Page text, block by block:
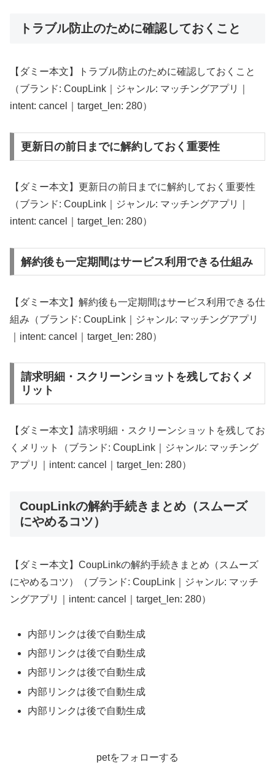
トラブル防止のために確認しておくこと
【ダミー本文】トラブル防止のために確認しておくこと
（ブランド: CoupLink｜ジャンル: マッチングアプリ｜
intent: cancel｜target_len: 280）
更新日の前日までに解約しておく重要性
【ダミー本文】更新日の前日までに解約しておく重要性
（ブランド: CoupLink｜ジャンル: マッチングアプリ｜
intent: cancel｜target_len: 280）
解約後も一定期間はサービス利用できる仕組み
【ダミー本文】解約後も一定期間はサービス利用できる仕
組み（ブランド: CoupLink｜ジャンル: マッチングアプリ
｜intent: cancel｜target_len: 280）
請求明細・スクリーンショットを残しておくメ
リット
【ダミー本文】請求明細・スクリーンショットを残してお
くメリット（ブランド: CoupLink｜ジャンル: マッチング
アプリ｜intent: cancel｜target_len: 280）
CoupLinkの解約手続きまとめ（スムーズ
にやめるコツ）
【ダミー本文】CoupLinkの解約手続きまとめ（スムーズ
にやめるコツ）（ブランド: CoupLink｜ジャンル: マッチ
ングアプリ｜intent: cancel｜target_len: 280）
内部リンクは後で自動生成
内部リンクは後で自動生成
内部リンクは後で自動生成
内部リンクは後で自動生成
内部リンクは後で自動生成
petをフォローする